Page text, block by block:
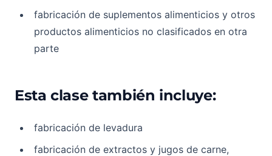
fabricación de suplementos alimenticios y otros
productos alimenticios no clasificados en otra
parte
Esta clase también incluye:
fabricación de levadura
fabricación de extractos y jugos de carne,